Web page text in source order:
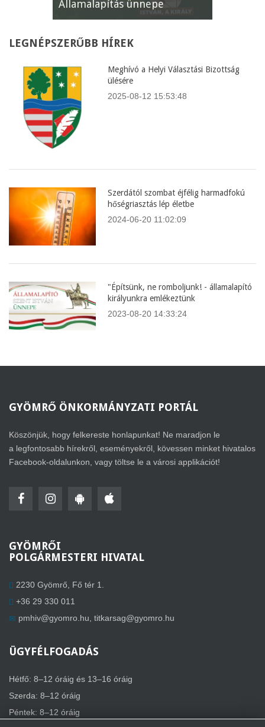
XII. Gyömrői Lecsófesztivál
LEGNÉPSZERŰBB HÍREK
Meghívó a Helyi Választási Bizottság
ülésére
2025-08-12 15:53:48
Szerdától szombat éjfélig harmadfokú
hőségriasztás lép életbe
2024-06-20 11:02:09
"Építsünk, ne romboljunk! - államalapító
királyunkra emlékeztünk
2023-08-20 14:33:24
GYÖMRŐ ÖNKORMÁNYZATI PORTÁL
Köszönjük, hogy felkereste honlapunkat! Ne maradjon le
a legfontosabb hírekről, eseményekről, kövessen minket hivatalos
Facebook-oldalunkon, vagy töltse le a városi applikációt!
GYÖMRŐI
POLGÁRMESTERI HIVATAL
2230 Gyömrő, Fő tér 1.
+36 29 330 011
pmhiv@gyomro.hu titkarsag@gyomro.hu
ÜGYFÉLFOGADÁS
Hétfő: 8–12 óráig és 13–16 óráig
Szerda: 8–12 óráig
Péntek: 8–12 óráig